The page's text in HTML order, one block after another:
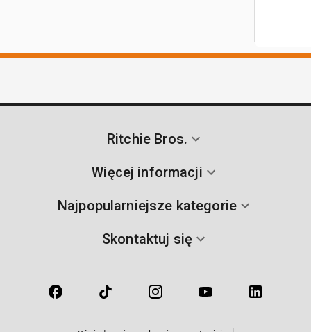
Ritchie Bros.
Więcej informacji
Najpopularniejsze kategorie
Skontaktuj się